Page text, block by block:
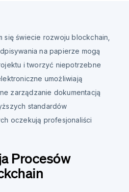
się świecie rozwoju blockchain,
na papierze mogą
i tworzyć niepotrzebne
umożliwiają
zarządzanie dokumentacją
standardów
oczekują profesjonaliści
Procesów